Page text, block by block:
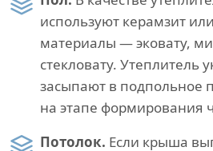
используют керамзит
материалы — эковату,
стекловату. Утеплитель
засыпают в подпольное
на этапе формирования
Потолок. Если крыша